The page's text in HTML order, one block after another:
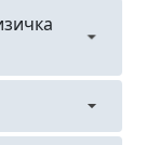
–
у
– физичка